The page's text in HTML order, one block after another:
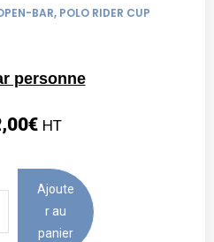
BAR, POLO RIDER CUP
personne
€ HT
Ajoute
r au
panier